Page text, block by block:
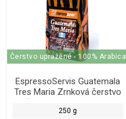
Čerstvo upražené - 100% Arabica
EspressoServis Guatemala
Tres Maria Zrnková čerstvo
pražená káva, 100% arabica,
250 g
250 g